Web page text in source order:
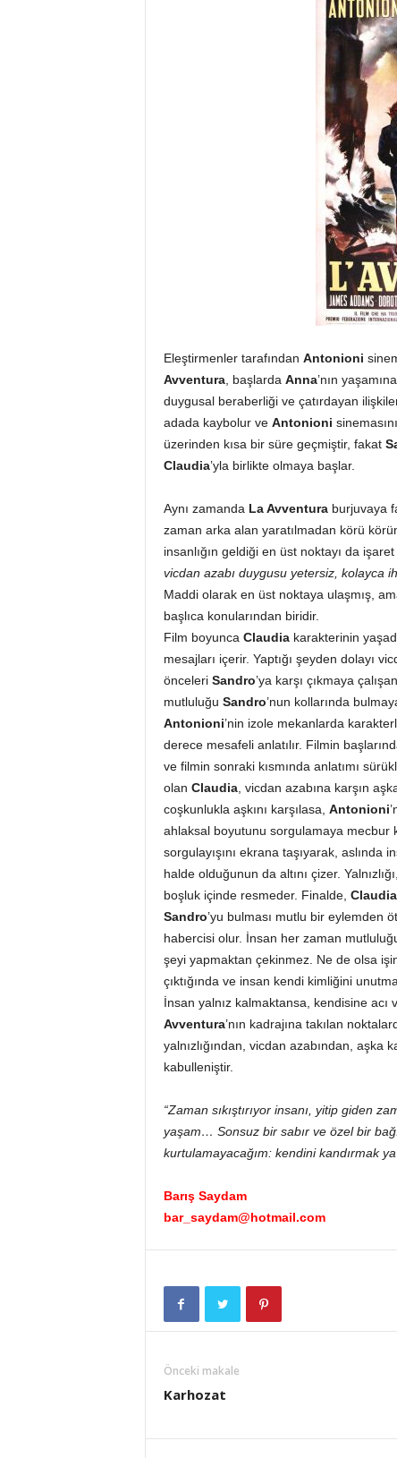
Eleştirmenler tarafından Antonioni
Avventura, başlarda Anna’nın
duygusal beraberliği ve çatırdayan
adada kaybolur ve Antonioni
üzerinden kısa bir süre geçmiştir, fakat
Claudia’yla birlikte olmaya başlar.
Aynı zamanda La Avventuraburjuvaya
zaman arka alan yaratılmadan körü
insanlığın geldiği en üst noktayı da işaret
vicdan azabı duygusu yetersiz, kolayca
Maddi olarak en üst noktaya ulaşmış,
başlıca konularından biridir.
Film boyunca Claudiakarakterinin
mesajları içerir. Yaptığı şeyden dolayı
önceleri Sandro’ya karşı çıkmaya çalışan
mutluluğu Sandro’nun kollarında
Antonioni’nin izole mekanlarda
derece mesafeli anlatılır. Filmin
ve filmin sonraki kısmında anlatımı
olan Claudia, vicdan azabına karşın
coşkunlukla aşkını karşılasa, Antonioni
ahlaksal boyutunu sorgulamaya mecbur
sorgulayışını ekrana taşıyarak, aslında
halde olduğunun da altını çizer.
boşluk içinde resmeder. Finalde, Claudia
Sandro’yu bulması mutlu bir eylemden
habercisi olur. İnsan her zaman
şeyi yapmaktan çekinmez. Ne de olsa
çıktığında ve insan kendi kimliğini
İnsan yalnız kalmaktansa, kendisine
Avventura’nın kadrajına takılan
yalnızlığından, vicdan azabından,
kabulleniştir.
“Zaman sıkıştırıyor insanı, yitip giden
yaşam… Sonsuz bir sabır ve özel bir
kurtulamayacağım: kendini kandırmak
Barış Saydam
bar_saydam@hotmail.com
Önceki makale
Karhozat